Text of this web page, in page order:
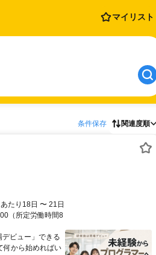
マイリスト
条件保存 関連度順
たり18日 〜 21日
（所定労働時間8
ビュー」できる
何から始めればい